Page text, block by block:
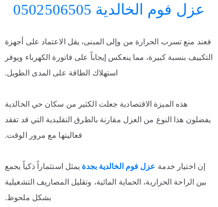
عزل فوم الخالدية 0502506505
فعند منع تسرب الحرارة من وإلى المبنى، يقل الاعتماد على أجهزة
التكييف بنسبة كبيرة، مما ينعكس إيجاباً على فاتورة الكهرباء ويوفر
استهلاك الطاقة على المدى الطويل.
هذه الميزة الاقتصادية جعلت الكثير من سكان حي الخالدية
يفضلون هذا النوع من العزل مقارنة بالطرق التقليدية التي قد تفقد
فعاليتها مع مرور الوقت.
إن اختيار خدمة عزل فوم الخالدية بجدة يمثل استثماراً ذكياً يجمع
بين الراحة الحرارية، الحماية المائية، وتقليل المصاريف التشغيلية
بشكل ملحوظ.